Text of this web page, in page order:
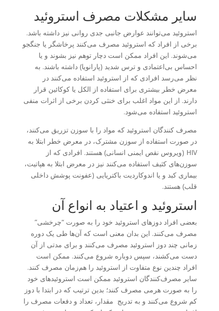
سایر مشکلات مصرف استروئید
استروئید می‌توانند عوارض جانبی جدی روانی نیز داشته باشد.
برخی از افراد که استروئید مصرف می‌کنند پرخاشگر یا جنگجو
می‌شوند. این افراد ممکن است دچار توهم نیز بشوند و یا
احساس بی‌اعتمادی و ترس شدید (پارانویا) داشته باشند. به
نظر می‌رسد افرادی که از استروئید استفاده می‌کنند در
معرض خطر بیشتری برای استفاده از الکل یا کوکائین قرار
دارند. از این مواد اغلب برای خنثی کردن برخی از اثرات منفی
استروئید استفاده می‌شود.
مصرف کنندگان استروئید که مواد را با سوزن تزریق می‌کنند،
در صورت استفاده از سوزن مشترک، در معرض خطر ابتلا به
HIV (ویروس نقص ایمنی انسانی) هستند. افرادی که از
سوزن‌های کثیف استفاده می‌کنند نیز در معرض ابتلا به هپاتیت،
بیماری کبد و یا اندوکاردیت باکتریایی (عفونت پوشش داخلی
قلب) هستند.
استروئید و اعتیاد به انواع آن
بعضی افراد دوزهای استروئید خود را به صورت “چرخشی”
مصرف می‌کنند. این بدان معنی است که آن‌ها طی یک دوره
زمانی چند دوز استروئید مصرف می‌کنند و برای مدتی از آن
دست می‌کشند، سپس دوباره شروع می‌کنند. ممکن است
افراد چندین نوع متفاوت از استروئید را هم‌زمان مصرف کنند.
سایر مصرف‌کنندگان استروئید ممکن است استروئیدهای خود
را به صورت هرمی مصرف کنند؛ بدین ترتیب که در ابتدا با دوز
کم شروع می‌کنند و به تدریج مقدار، تعداد و دفعات مصرف را